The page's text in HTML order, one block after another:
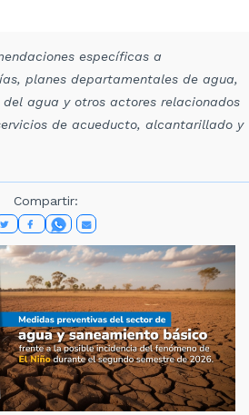
específicas a
planes departamentales de agua,
agua y otros actores relacionados
de acueducto, alcantarillado y
Compartir: